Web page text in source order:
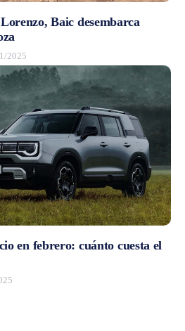
Baic desembarca
2025
en febrero: cuánto cuesta el